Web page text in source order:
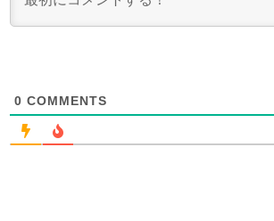
0 COMMENTS